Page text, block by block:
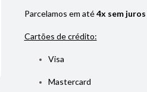
Parcelamos em até4x sem juros
Cartões de crédito:
Visa
Mastercard